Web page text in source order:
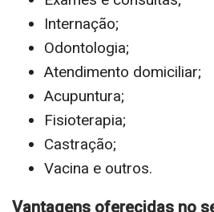
Internação;
Odontologia;
Atendimento domiciliar;
Acupuntura;
Fisioterapia;
Castração;
Vacina e outros.
Vantagens oferecidas no